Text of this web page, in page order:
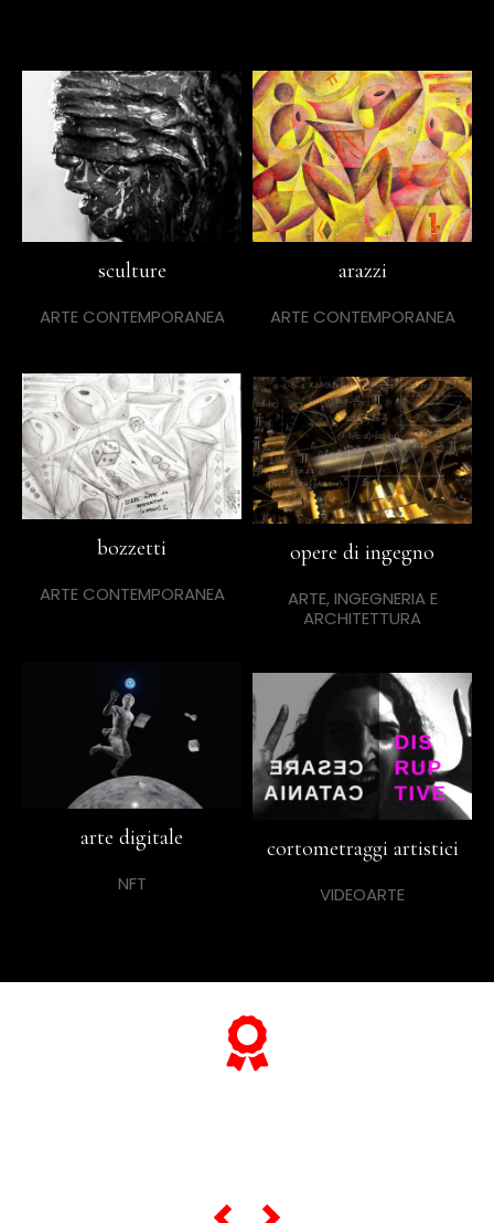
sculture
ARTE CONTEMPORANEA
arazzi
ARTE CONTEMPORANEA
bozzetti
ARTE CONTEMPORANEA
opere di ingegno
ARTE, INGEGNERIA E
ARCHITETTURA
arte digitale
NFT
cortometraggi artistici
VIDEOARTE
scorri lo slider qui sotto ...